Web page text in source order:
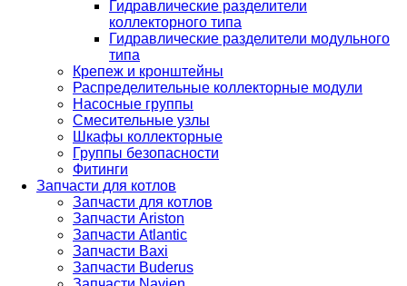
Гидравлические разделители
коллекторного типа
Гидравлические разделители модульного
типа
Крепеж и кронштейны
Распределительные коллекторные модули
Насосные группы
Смесительные узлы
Шкафы коллекторные
Группы безопасности
Фитинги
Запчасти для котлов
Запчасти для котлов
Запчасти Ariston
Запчасти Atlantic
Запчасти Baxi
Запчасти Buderus